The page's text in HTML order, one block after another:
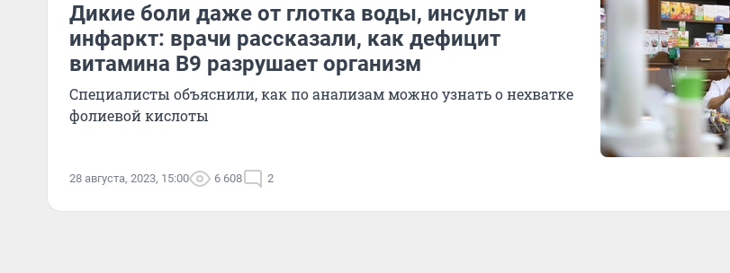
Дикие боли даже от глотка воды, инсульт и
инфаркт: врачи рассказали, как дефицит
витамина B9 разрушает организм
Специалисты объяснили, как по анализам можно узнать о нехватке
фолиевой кислоты
28 августа, 2023, 15:00 6 608 2